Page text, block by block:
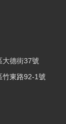
大德街37號
竹東路92-1號